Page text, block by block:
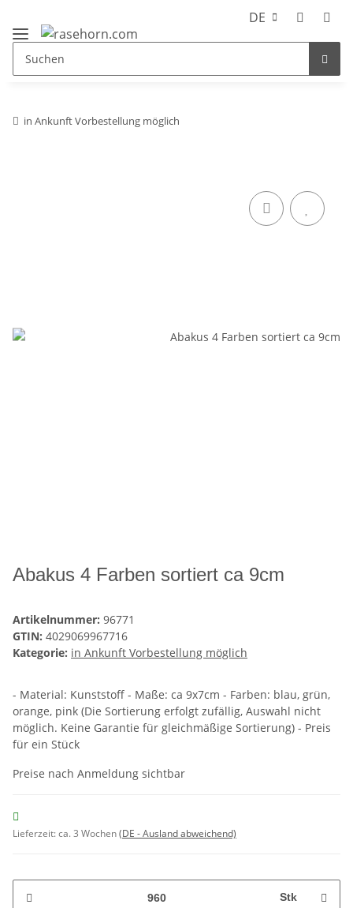
DE
in Ankunft Vorbestellung möglich
Abakus 4 Farben sortiert ca 9cm
Artikelnummer: 96771
GTIN: 4029069967716
Kategorie: in Ankunft Vorbestellung möglich
- Material: Kunststoff - Maße: ca 9x7cm - Farben: blau, grün,
orange, pink (Die Sortierung erfolgt zufällig, Auswahl nicht
möglich. Keine Garantie für gleichmäßige Sortierung) - Preis
für ein Stück
Preise nach Anmeldung sichtbar
Lieferzeit:ca. 3 Wochen(DE - Ausland abweichend)
Stk